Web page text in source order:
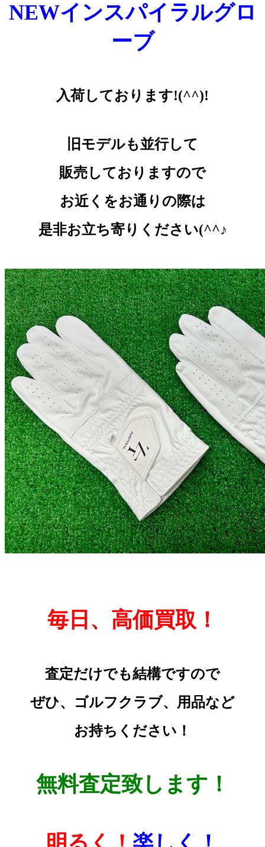
NEWインスパイラルグロ
ーブ
入荷しております!(^^)!
旧モデルも並行して
販売しておりますので
お近くをお通りの際は
是非お立ち寄りください(^^♪
毎日、高価買取！
査定だけでも結構ですので
ぜひ、ゴルフクラブ、用品など
お持ちください！
無料査定致します！